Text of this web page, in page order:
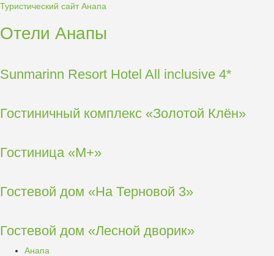
Туристический сайт Анапа
Отели Анапы
Sunmarinn Resort Hotel All inclusive 4*
Гостиничный комплекс «Золотой Клён»
Гостиница «М+»
Гостевой дом «На Терновой 3»
Гостевой дом «Лесной дворик»
Анапа